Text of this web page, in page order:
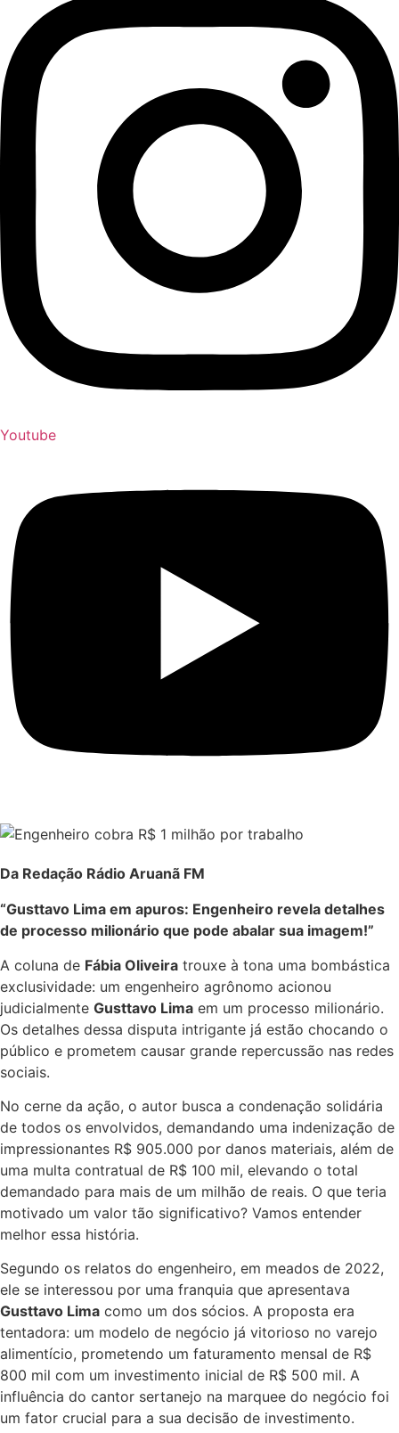
Youtube
Da Redação Rádio Aruanã FM
“Gusttavo Lima em apuros: Engenheiro revela detalhes
de processo milionário que pode abalar sua imagem!”
A coluna de Fábia Oliveira trouxe à tona uma bombástica
exclusividade: um engenheiro agrônomo acionou
judicialmente Gusttavo Lima em um processo milionário.
Os detalhes dessa disputa intrigante já estão chocando o
público e prometem causar grande repercussão nas redes
sociais.
No cerne da ação, o autor busca a condenação solidária
de todos os envolvidos, demandando uma indenização de
impressionantes R$ 905.000 por danos materiais, além de
uma multa contratual de R$ 100 mil, elevando o total
demandado para mais de um milhão de reais. O que teria
motivado um valor tão significativo? Vamos entender
melhor essa história.
Segundo os relatos do engenheiro, em meados de 2022,
ele se interessou por uma franquia que apresentava
Gusttavo Lima como um dos sócios. A proposta era
tentadora: um modelo de negócio já vitorioso no varejo
alimentício, prometendo um faturamento mensal de R$
800 mil com um investimento inicial de R$ 500 mil. A
influência do cantor sertanejo na marquee do negócio foi
um fator crucial para a sua decisão de investimento.